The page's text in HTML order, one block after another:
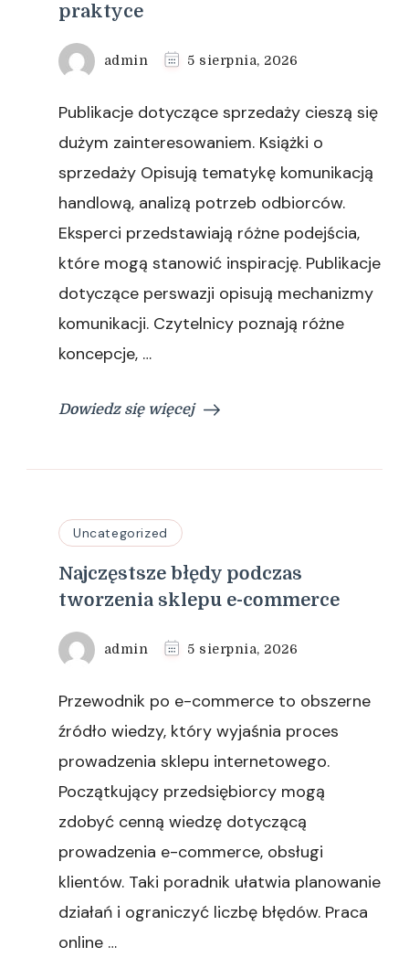
praktyce
admin 5 sierpnia, 2026
Publikacje dotyczące sprzedaży cieszą się
dużym zainteresowaniem. Książki o
sprzedaży Opisują tematykę komunikacją
handlową, analizą potrzeb odbiorców.
Eksperci przedstawiają różne podejścia,
które mogą stanowić inspirację. Publikacje
dotyczące perswazji opisują mechanizmy
komunikacji. Czytelnicy poznają różne
koncepcje, …
Dowiedz się więcej
Uncategorized
Najczęstsze błędy podczas
tworzenia sklepu e-commerce
admin 5 sierpnia, 2026
Przewodnik po e-commerce to obszerne
źródło wiedzy, który wyjaśnia proces
prowadzenia sklepu internetowego.
Początkujący przedsiębiorcy mogą
zdobyć cenną wiedzę dotyczącą
prowadzenia e-commerce, obsługi
klientów. Taki poradnik ułatwia planowanie
działań i ograniczyć liczbę błędów. Praca
online …